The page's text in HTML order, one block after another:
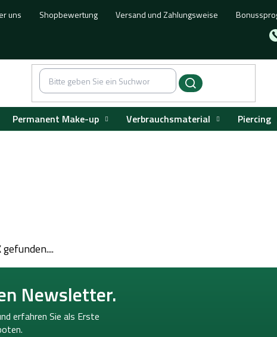
uns Shopbewertung Versand und Zahlungsweise
Permanent Make-up Verbrauchsmaterial Piercing
gefunden....
Newsletter.
erfahren Sie als Erste